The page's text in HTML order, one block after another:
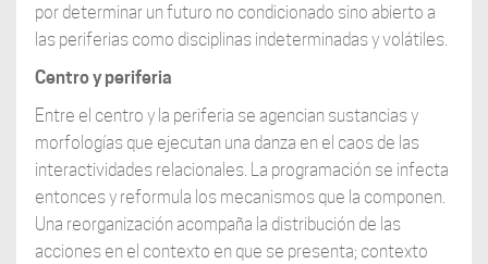
por determinar un futuro no condicionado sino abierto a
las periferias como disciplinas indeterminadas y volátiles.
Centro y periferia
Entre el centro y la periferia se agencian sustancias y
morfologías que ejecutan una danza en el caos de las
interactividades relacionales. La programación se infecta
entonces y reformula los mecanismos que la componen.
Una reorganización acompaña la distribución de las
acciones en el contexto en que se presenta; contexto